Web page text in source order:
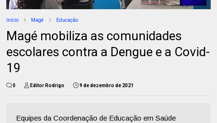
Início Magé Educação
Magé mobiliza as comunidades
escolares contra a Dengue e a Covid-
19
0 Editor Rodrigo 9 de dezembro de 2021
Equipes da Coordenação de Educação em Saúde